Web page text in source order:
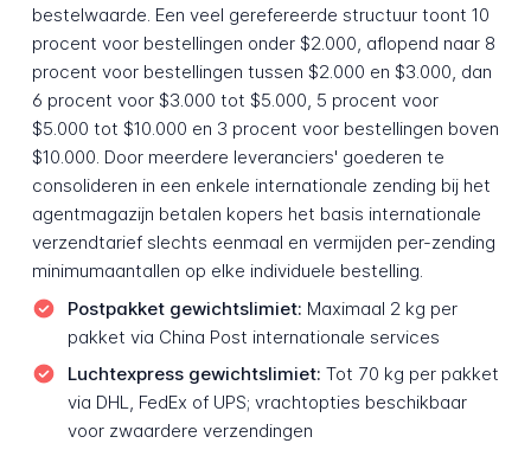
bestelwaarde. Een veel gerefereerde structuur toont 10
procent voor bestellingen onder $2.000, aflopend naar 8
procent voor bestellingen tussen $2.000 en $3.000, dan
6 procent voor $3.000 tot $5.000, 5 procent voor
$5.000 tot $10.000 en 3 procent voor bestellingen boven
$10.000. Door meerdere leveranciers' goederen te
consolideren in een enkele internationale zending bij het
agentmagazijn betalen kopers het basis internationale
verzendtarief slechts eenmaal en vermijden per-zending
minimumaantallen op elke individuele bestelling.
Postpakket gewichtslimiet: Maximaal 2 kg per
pakket via China Post internationale services
Luchtexpress gewichtslimiet: Tot 70 kg per pakket
via DHL, FedEx of UPS; vrachtopties beschikbaar
voor zwaardere verzendingen